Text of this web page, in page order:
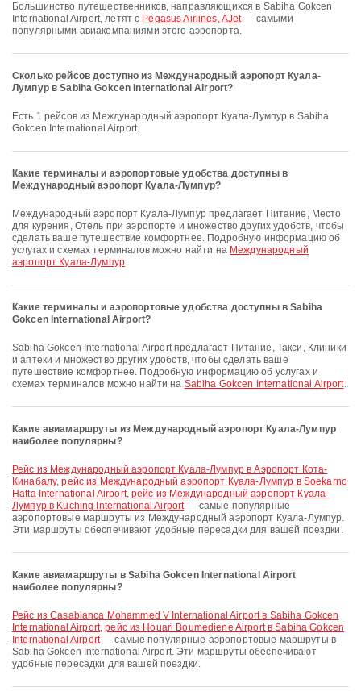
Большинство путешественников, направляющихся в Sabiha Gokcen
International Airport, летят с Pegasus Airlines,AJet— самыми
популярными авиакомпаниями этого аэропорта.
Сколько рейсов доступно из Международный аэропорт Куала-
Лумпур в Sabiha Gokcen International Airport?
Есть 1 рейсов из Международный аэропорт Куала-Лумпур в Sabiha
Gokcen International Airport.
Какие терминалы и аэропортовые удобства доступны в
Международный аэропорт Куала-Лумпур?
Международный аэропорт Куала-Лумпур предлагает Питание, Место
для курения, Отель при аэропорте и множество других удобств, чтобы
сделать ваше путешествие комфортнее. Подробную информацию об
услугах и схемах терминалов можно найти на Международный
аэропорт Куала-Лумпур.
Какие терминалы и аэропортовые удобства доступны в Sabiha
Gokcen International Airport?
Sabiha Gokcen International Airport предлагает Питание, Такси, Клиники
и аптеки и множество других удобств, чтобы сделать ваше
путешествие комфортнее. Подробную информацию об услугах и
схемах терминалов можно найти на Sabiha Gokcen International Airport.
Какие авиамаршруты из Международный аэропорт Куала-Лумпур
наиболее популярны?
рейс из Международный аэропорт Куала-Лумпур в Аэропорт Кота-
Кинабалу,рейс из Международный аэропорт Куала-Лумпур в Soekarno
Hatta International Airport,рейс из Международный аэропорт Куала-
Лумпур в Kuching International Airport— самые популярные
аэропортовые маршруты из Международный аэропорт Куала-Лумпур.
Эти маршруты обеспечивают удобные пересадки для вашей поездки.
Какие авиамаршруты в Sabiha Gokcen International Airport
наиболее популярны?
рейс из Casablanca Mohammed V International Airport в Sabiha Gokcen
International Airport,рейс из Houari Boumediene Airport в Sabiha Gokcen
International Airport— самые популярные аэропортовые маршруты в
Sabiha Gokcen International Airport. Эти маршруты обеспечивают
удобные пересадки для вашей поездки.